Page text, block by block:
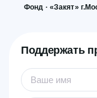
Фонд · «Закят»
Поддержать